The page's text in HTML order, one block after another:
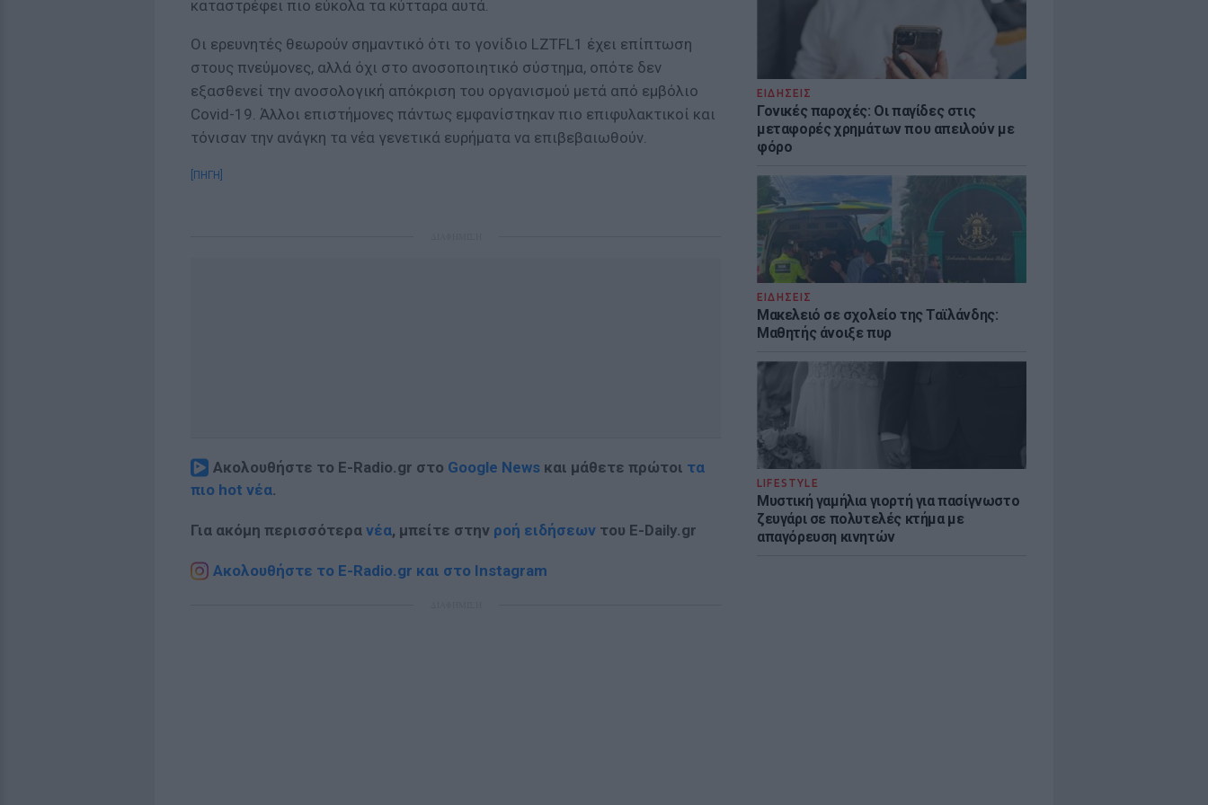
ΕΙΔΗΣΕΙΣ
Γονικές παροχές: Οι παγίδες στις
μεταφορές χρημάτων που απειλούν με
φόρο
ΕΙΔΗΣΕΙΣ
Μακελειό σε σχολείο της Ταϊλάνδης:
Μαθητής άνοιξε πυρ
LIFESTYLE
Μυστική γαμήλια γιορτή για πασίγνωστο
ζευγάρι σε πολυτελές κτήμα με
απαγόρευση κινητών
καταστρέφει πιο εύκολα τα κύτταρα αυτά.
Οι ερευνητές θεωρούν σημαντικό ότι το γονίδιο LZTFL1 έχει επίπτωση
στους πνεύμονες, αλλά όχι στο ανοσοποιητικό σύστημα, οπότε δεν
εξασθενεί την ανοσολογική απόκριση του οργανισμού μετά από εμβόλιο
Covid-19. Άλλοι επιστήμονες πάντως εμφανίστηκαν πιο επιφυλακτικοί και
τόνισαν την ανάγκη τα νέα γενετικά ευρήματα να επιβεβαιωθούν.
[ΠΗΓΗ]
Ακολουθήστε το E-Radio.gr στο Google News και μάθετε πρώτοι τα
πιο hot νέα.
Για ακόμη περισσότερα νέα, μπείτε στην ροή ειδήσεων του E-Daily.gr
Ακολουθήστε το E-Radio.gr και στο Instagram